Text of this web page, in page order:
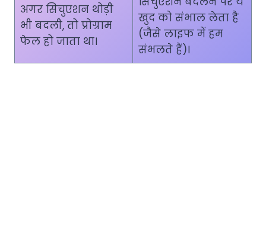
अगर सिचुएशन थोड़ी
भी बदली, तो प्रोग्राम
फेल हो जाता था।
खुद को संभाल लेता है
(जैसे लाइफ में हम
संभलते हैं)।